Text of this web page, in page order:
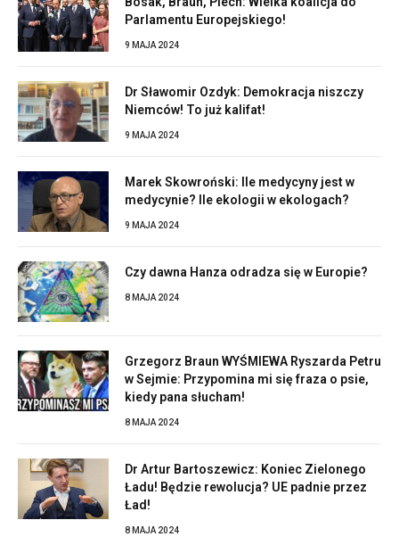
Parlamentu Europejskiego!
9 MAJA 2024
Dr Sławomir Ozdyk: Demokracja niszczy
Niemców! To już kalifat!
9 MAJA 2024
Marek Skowroński: Ile medycyny jest w
medycynie? Ile ekologii w ekologach?
9 MAJA 2024
Czy dawna Hanza odradza się w Europie?
8 MAJA 2024
Grzegorz Braun WYŚMIEWA Ryszarda Petru
w Sejmie: Przypomina mi się fraza o psie,
kiedy pana słucham!
8 MAJA 2024
Dr Artur Bartoszewicz: Koniec Zielonego
Ładu! Będzie rewolucja? UE padnie przez
Ład!
8 MAJA 2024